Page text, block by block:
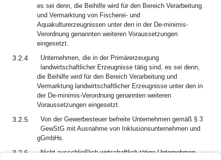
es sei denn, die Beihilfe wird für den Bereich Verarbeitung
und Vermarktung von Fischerei- und
Aquakulturerzeugnissen unter den in der De-minimis-
Verordnung genannten weiteren Voraussetzungen
eingesetzt.
3.2.4
Unternehmen, die in der Primärerzeugung
landwirtschaftlicher Erzeugnisse tätig sind, es sei denn,
die Beihilfe wird für den Bereich Verarbeitung und
Vermarktung landwirtschaftlicher Erzeugnisse unter den in
der De-minimis-Verordnung genannten weiteren
Voraussetzungen eingesetzt.
3.2.5
Von der Gewerbesteuer befreite Unternehmen gemäß § 3
GewStG mit Ausnahme von Inklusionsunternehmen und
gGmbHs.
3.2.6
Nicht ausschließlich wirtschaftlich tätige Unternehmen,